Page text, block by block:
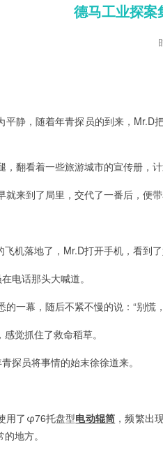
德马工业探
平静，随着年青探员的到来，
，翻看着一些旅游城市的宣传册，
就来到了局里，交代了一番后，便
机落地了，Mr.D打开手机，看到
电话那头大喊道。
的一幕，随后不紧不慢的说：“别慌
觉抓住了救命稻草。
探员将事情的始末徐徐道来。
用了φ76托盘型电动辊筒 ，频繁出
地方。